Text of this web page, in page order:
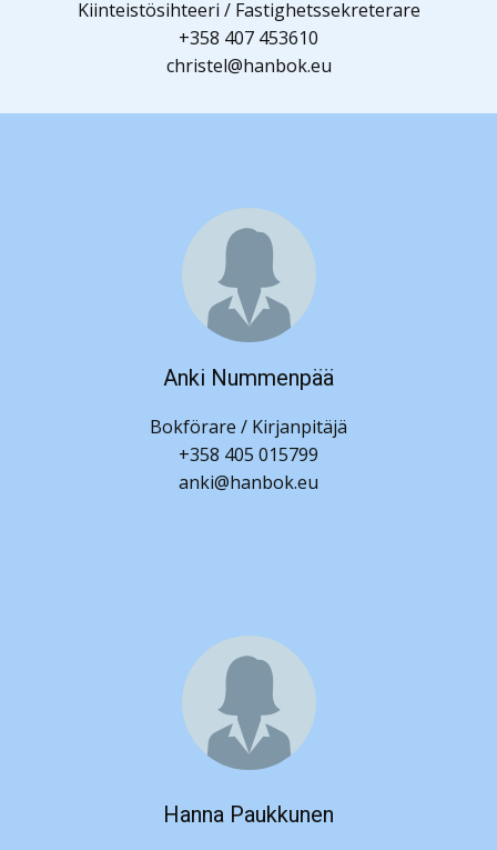
Kiinteistösihteeri / Fastighetssekreterare
+358 407 453610
christel@hanbok.eu
Anki Nummenpää
Bokförare / Kirjanpitäjä
+358 405 015799
anki@hanbok.eu
Hanna Paukkunen